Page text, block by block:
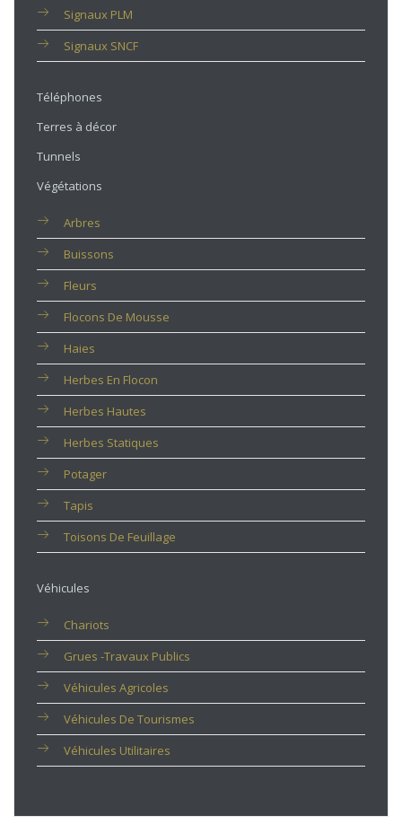
Signaux PLM
Signaux SNCF
Téléphones
Terres à décor
Tunnels
Végétations
Arbres
Buissons
Fleurs
Flocons De Mousse
Haies
Herbes En Flocon
Herbes Hautes
Herbes Statiques
Potager
Tapis
Toisons De Feuillage
Véhicules
Chariots
Grues -travaux Publics
Véhicules Agricoles
Véhicules De Tourismes
Véhicules Utilitaires